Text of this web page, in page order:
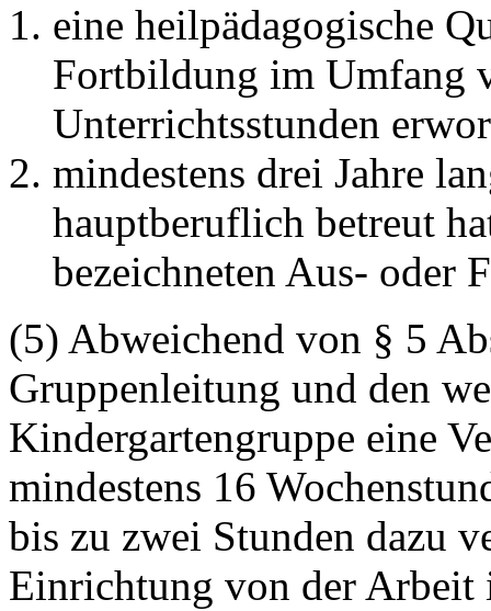
eine heilpädagogische
Fortbildung im Umfang
Unterrichtsstunden
mindestens drei Jahre
hauptberuflich betreut
bezeichneten Aus- oder
(5) Abweichend von § 5
Gruppenleitung und den
Kindergartengruppe eine
mindestens 16
bis zu zwei Stunden dazu
Einrichtung von der Arbeit